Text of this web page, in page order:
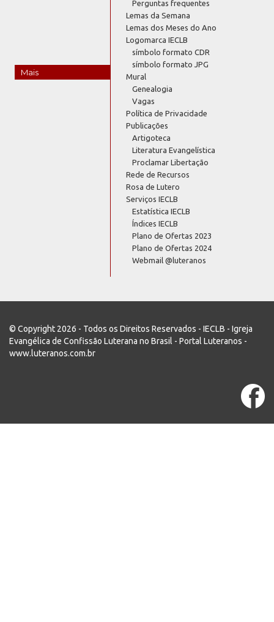
Mais
Perguntas frequentes
Lemas da Semana
Lemas dos Meses do Ano
Logomarca IECLB
símbolo formato CDR
símbolo formato JPG
Mural
Genealogia
Vagas
Política de Privacidade
Publicações
Artigoteca
Literatura Evangelística
Proclamar Libertação
Rede de Recursos
Rosa de Lutero
Serviços IECLB
Estatística IECLB
Índices IECLB
Plano de Ofertas 2023
Plano de Ofertas 2024
Webmail @luteranos
© Copyright 2026 - Todos os Direitos Reservados - IECLB - Igreja
Evangélica de Confissão Luterana no Brasil - Portal Luteranos -
www.luteranos.com.br